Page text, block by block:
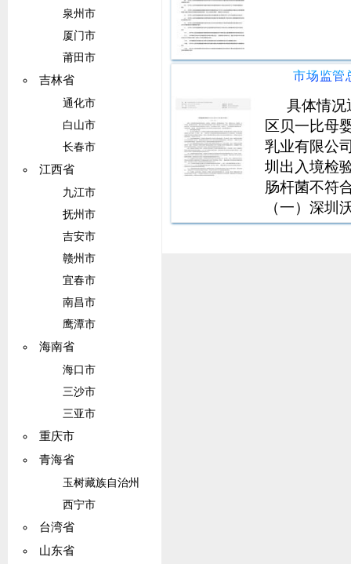
泉州市
厦门市
莆田市
吉林省
通化市
白山市
长春市
江西省
九江市
抚州市
吉安市
赣州市
宜春市
南昌市
鹰潭市
海南省
海口市
三沙市
三亚市
重庆市
青海省
玉树藏族自治州
西宁市
台湾省
山东省
具体情况
区贝一比母
乳业有限公
圳出入境检
肠杆菌不符
（一）深圳
鲫鱼，经湖